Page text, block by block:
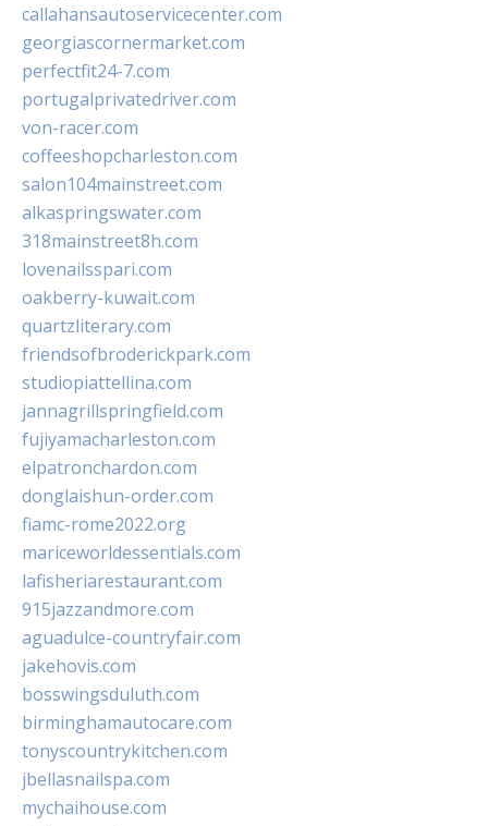
callahansautoservicecenter.com
georgiascornermarket.com
perfectfit24-7.com
portugalprivatedriver.com
von-racer.com
coffeeshopcharleston.com
salon104mainstreet.com
alkaspringswater.com
318mainstreet8h.com
lovenailsspari.com
oakberry-kuwait.com
quartzliterary.com
friendsofbroderickpark.com
studiopiattellina.com
jannagrillspringfield.com
fujiyamacharleston.com
elpatronchardon.com
donglaishun-order.com
fiamc-rome2022.org
mariceworldessentials.com
lafisheriarestaurant.com
915jazzandmore.com
aguadulce-countryfair.com
jakehovis.com
bosswingsduluth.com
birminghamautocare.com
tonyscountrykitchen.com
jbellasnailspa.com
mychaihouse.com